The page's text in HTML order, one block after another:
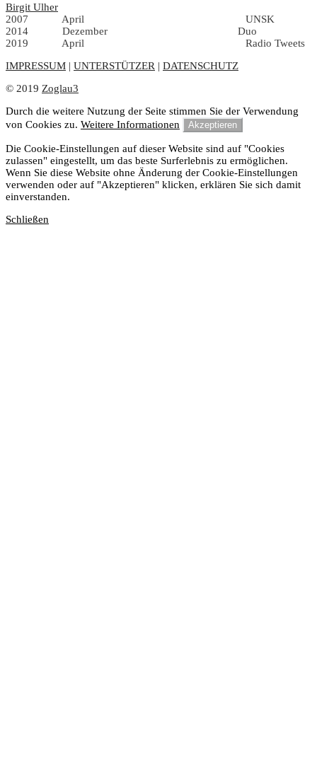
Birgit Ulher
2007 April UNSK
2014 Dezember Duo
2019 April Radio Tweets
IMPRESSUM | UNTERSTÜTZER | DATENSCHUTZ
© 2019 Zoglau3
Durch die weitere Nutzung der Seite stimmen Sie der Verwendung
von Cookies zu. Weitere Informationen Akzeptieren
Die Cookie-Einstellungen auf dieser Website sind auf "Cookies
zulassen" eingestellt, um das beste Surferlebnis zu ermöglichen.
Wenn Sie diese Website ohne Änderung der Cookie-Einstellungen
verwenden oder auf "Akzeptieren" klicken, erklären Sie sich damit
einverstanden.
Schließen